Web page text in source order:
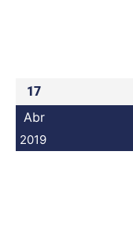
17
Abr
2019